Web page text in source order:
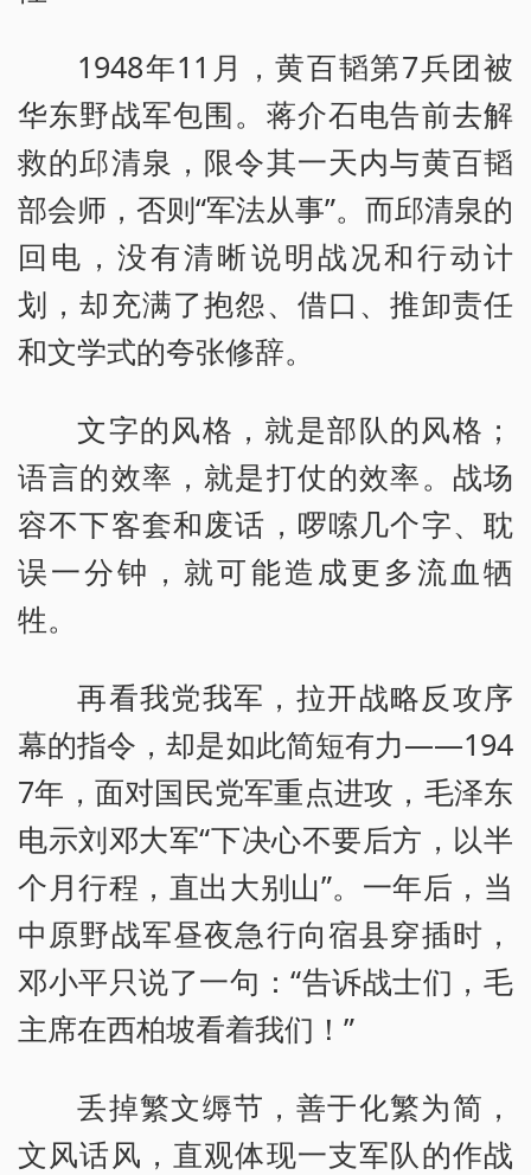
1948年11月，黄百韬第7兵团被
华东野战军包围。蒋介石电告前去解
救的邱清泉，限令其一天内与黄百韬
部会师，否则“军法从事”。而邱清泉的
回电，没有清晰说明战况和行动计
划，却充满了抱怨、借口、推卸责任
和文学式的夸张修辞。
文字的风格，就是部队的风格；
语言的效率，就是打仗的效率。战场
容不下客套和废话，啰嗦几个字、耽
误一分钟，就可能造成更多流血牺
牲。
再看我党我军，拉开战略反攻序
幕的指令，却是如此简短有力——194
7年，面对国民党军重点进攻，毛泽东
电示刘邓大军“下决心不要后方，以半
个月行程，直出大别山”。一年后，当
中原野战军昼夜急行向宿县穿插时，
邓小平只说了一句：“告诉战士们，毛
主席在西柏坡看着我们！”
丢掉繁文缛节，善于化繁为简，
文风话风，直观体现一支军队的作战